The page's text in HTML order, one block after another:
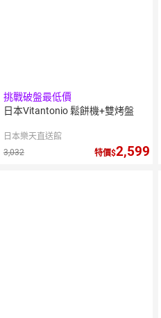
挑戰破盤最低價
日本Vitantonio 鬆餅機+雙烤盤
日本樂天直送館
3,032
特價 2,599